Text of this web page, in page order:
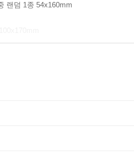
랜덤 1종 54x160mm